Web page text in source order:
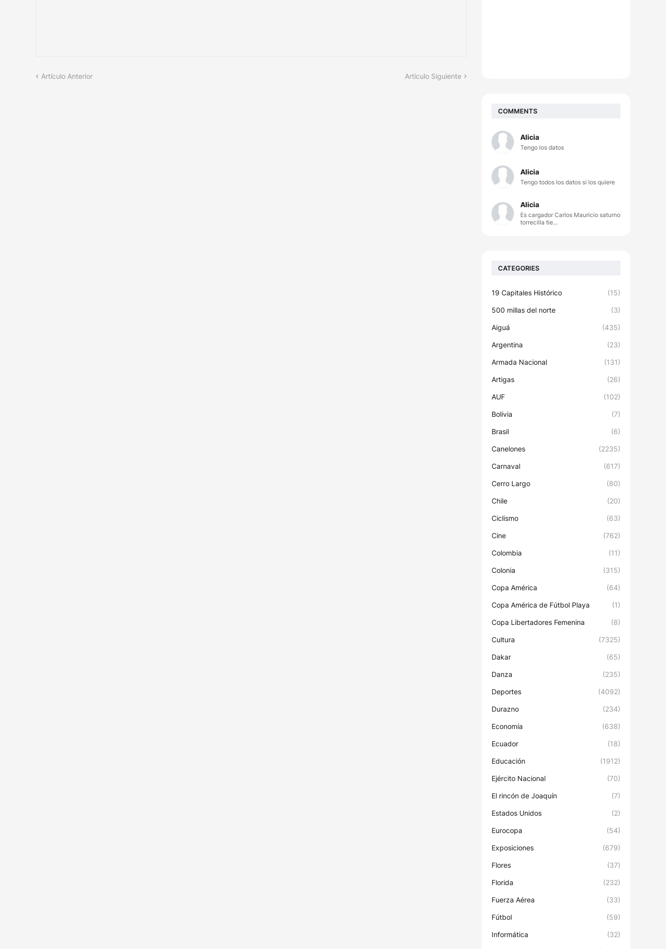
Artículo Anterior Artículo Siguiente
COMMENTS
Alicia
Tengo los datos
Alicia
Tengo todos los datos si los quiere
Alicia
Es cargador Carlos Mauricio saturno
torrecilla tie...
CATEGORIES
19 Capitales Histórico (15)
500 millas del norte (3)
Aiguá (435)
Argentina (23)
Armada Nacional (131)
Artigas (26)
AUF (102)
Bolivia (7)
Brasil (6)
Canelones (2235)
Carnaval (617)
Cerro Largo (80)
Chile (20)
Ciclismo (63)
Cine (762)
Colombia (11)
Colonia (315)
Copa América (64)
Copa América de Fútbol Playa (1)
Copa Libertadores Femenina (8)
Cultura (7325)
Dakar (65)
Danza (235)
Deportes (4092)
Durazno (234)
Economía (638)
Ecuador (18)
Educación (1912)
Ejército Nacional (70)
El rincón de Joaquín (7)
Estados Unidos (2)
Eurocopa (54)
Exposiciones (679)
Flores (37)
Florida (232)
Fuerza Aérea (33)
Fútbol (59)
Informática (32)